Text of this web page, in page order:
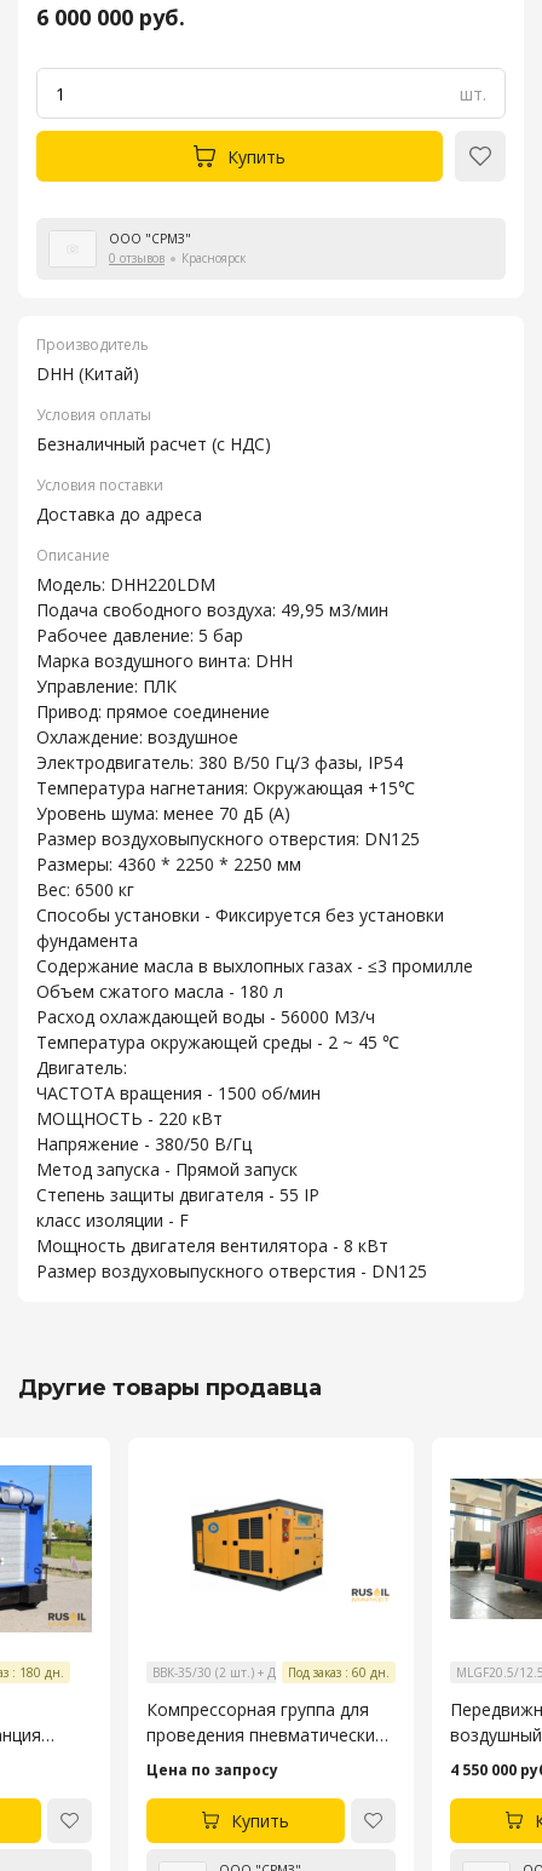
6 000 000 руб.
шт.
Купить
ООО "СРМЗ"
0 отзывов
Красноярск
Производитель
DHH (Китай)
Условия оплаты
Безналичный расчет (с НДС)
Условия поставки
Доставка до адреса
Описание
Модель: DHH220LDM
Подача свободного воздуха: 49,95 м3/мин
Рабочее давление: 5 бар
Марка воздушного винта: DHH
Управление: ПЛК
Привод: прямое соединение
Охлаждение: воздушное
Электродвигатель: 380 В/50 Гц/3 фазы, IP54
Температура нагнетания: Окружающая +15℃
Уровень шума: менее 70 дБ (A)
Размер воздуховыпускного отверстия: DN125
Размеры: 4360 * 2250 * 2250 мм
Вес: 6500 кг
Способы установки - Фиксируется без установки
фундамента
Содержание масла в выхлопных газах - ≤3 промилле
Объем сжатого масла - 180 л
Расход охлаждающей воды - 56000 М3/ч
Температура окружающей среды - 2 ~ 45 ℃
Двигатель:
ЧАСТОТА вращения - 1500 об/мин
МОЩНОСТЬ - 220 кВт
Напряжение - 380/50 В/Гц
Метод запуска - Прямой запуск
Степень защиты двигателя - 55 IP
класс изоляции - F
Мощность двигателя вентилятора - 8 кВт
Размер воздуховыпускного отверстия - DN125
Другие товары продавца
: 180 дн. ВВК-35/30 (2 шт.) + ДДК-77/200 (1 шт.)
Под заказ : 60 дн.
Компрессорная группа для
проведения пневматических
испытаний трубопроводов
Цена по запросу
Купить
MLGF20.5/
угольной
4 550 000